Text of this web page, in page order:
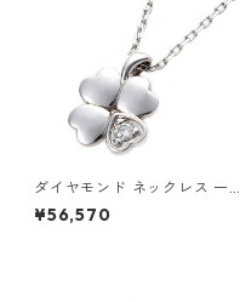
ダイヤモンド ネックレス 一粒
0.014ct プラチナ Pt900 四
葉 クローバーモチーフ ペンダ
¥56,570